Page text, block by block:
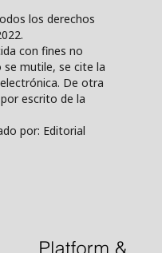
los derechos
con fines no
mutile, se cite la
De otra
escrito de la
por: Editorial